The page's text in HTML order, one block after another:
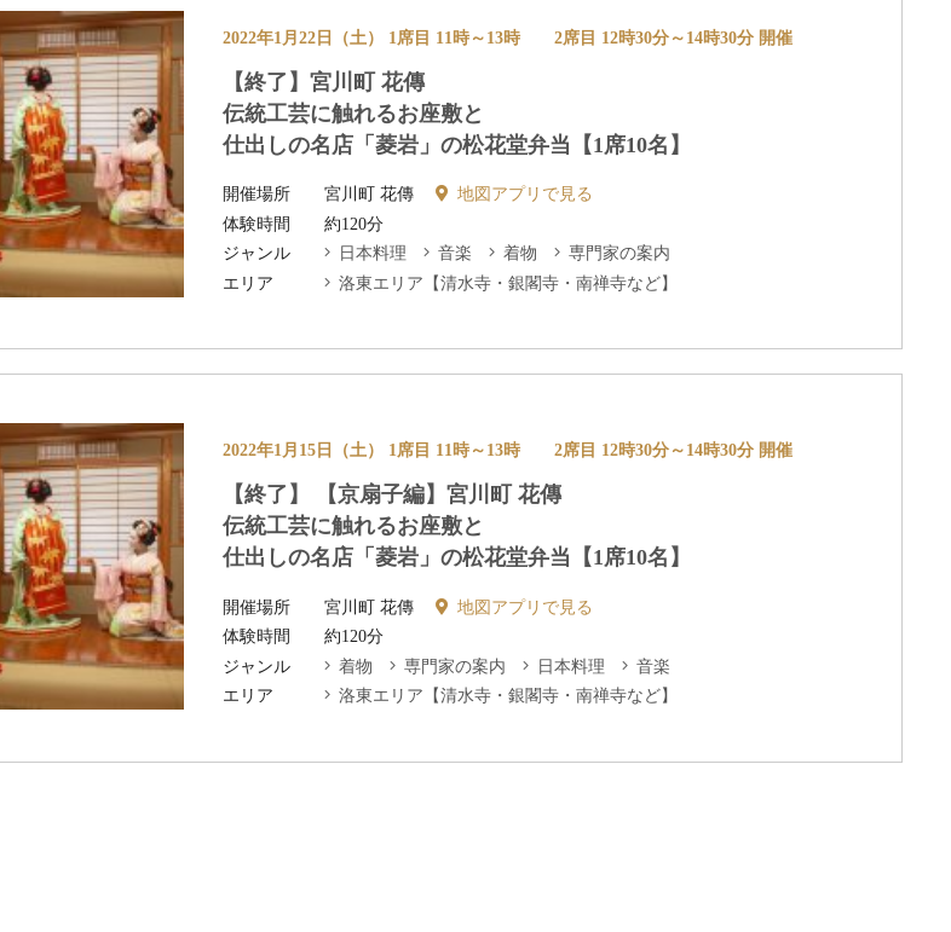
2022年1月22日（土） 1席目 11時～13時 2席目 12時30分～14時30分 開催
【終了】宮川町 花傳
伝統工芸に触れるお座敷と
仕出しの名店「菱岩」の松花堂弁当【1席10名】
開催場所 宮川町 花傳
地図アプリで見る
体験時間
約120分
ジャンル
日本料理 音楽 着物
専門家の案内
エリア
洛東エリア【清水寺・銀閣寺・南禅寺など】
2022年1月15日（土） 1席目 11時～13時 2席目 12時30分～14時30分 開催
【終了】 【京扇子編】宮川町 花傳
伝統工芸に触れるお座敷と
仕出しの名店「菱岩」の松花堂弁当【1席10名】
開催場所 宮川町 花傳
地図アプリで見る
体験時間
約120分
ジャンル
着物 専門家の案内 日本料理
音楽
エリア
洛東エリア【清水寺・銀閣寺・南禅寺など】